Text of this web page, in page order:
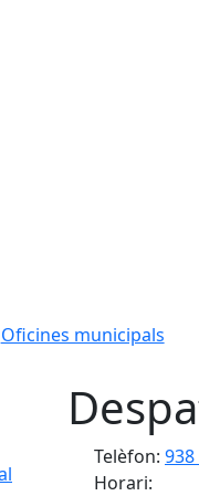
Oficines municipals
Telèfon: 938
Horari: